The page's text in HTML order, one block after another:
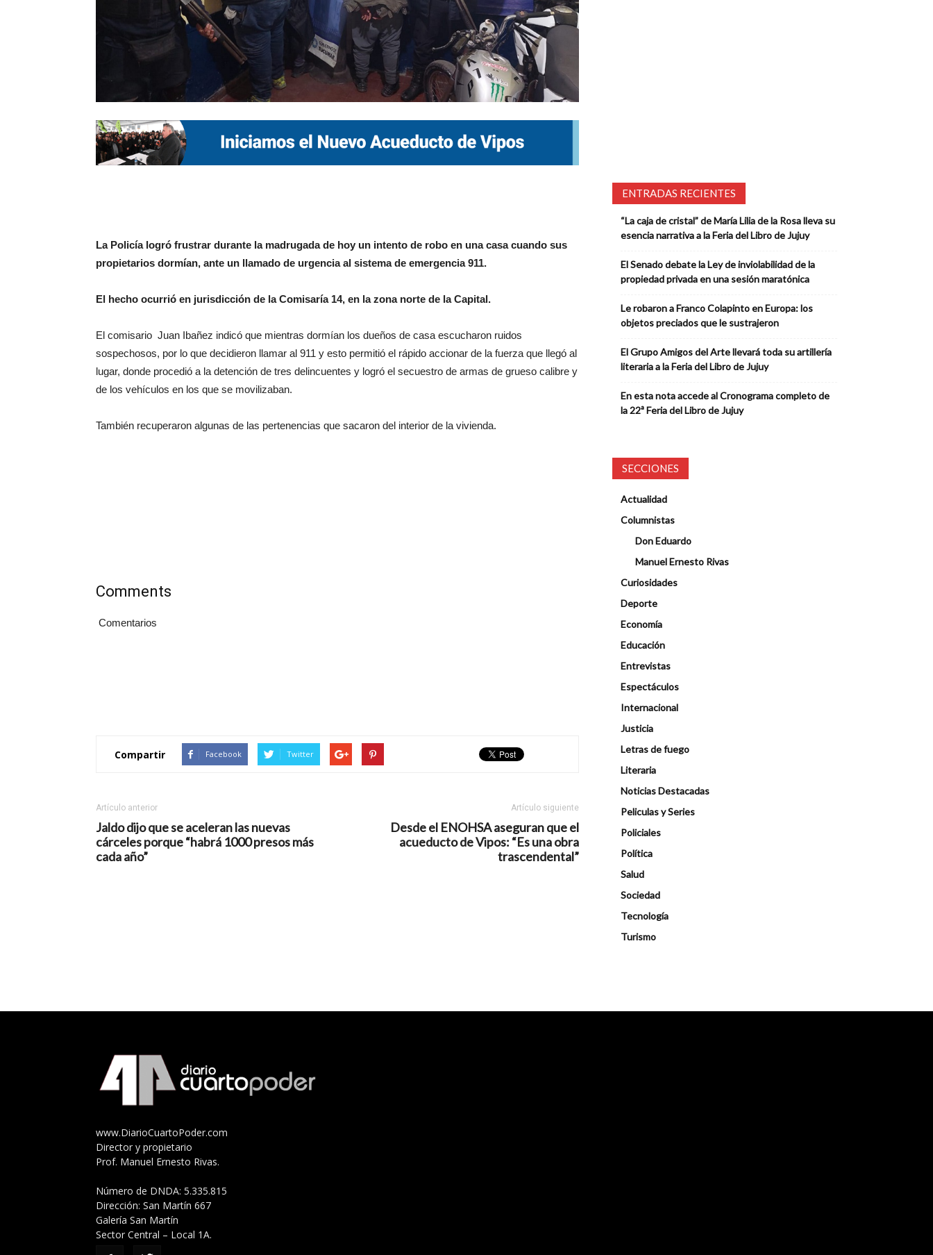
La Policía logró frustrar durante la madrugada de hoy un intento de robo en una casa cuando sus
propietarios dormían, ante un llamado de urgencia al sistema de emergencia 911.
El hecho ocurrió en jurisdicción de la Comisaría 14, en la zona norte de la Capital.
El comisario Juan Ibañez indicó que mientras dormían los dueños de casa escucharon ruidos
sospechosos, por lo que decidieron llamar al 911 y esto permitió el rápido accionar de la fuerza que llegó al
lugar, donde procedió a la detención de tres delincuentes y logró el secuestro de armas de grueso calibre y
de los vehículos en los que se movilizaban.
También recuperaron algunas de las pertenencias que sacaron del interior de la vivienda.
Comments
Comentarios
Compartir Facebook Twitter
Artículo anterior
Jaldo dijo que se aceleran las nuevas
cárceles porque “habrá 1000 presos más
cada año”
Artículo siguiente
Desde el ENOHSA aseguran que el
acueducto de Vipos: “Es una obra
trascendental”
ENTRADAS RECIENTES
“La caja de cristal” de María Lilia de la Rosa lleva su
esencia narrativa a la Feria del Libro de Jujuy
El Senado debate la Ley de inviolabilidad de la
propiedad privada en una sesión maratónica
Le robaron a Franco Colapinto en Europa: los
objetos preciados que le sustrajeron
El Grupo Amigos del Arte llevará toda su artillería
literaria a la Feria del Libro de Jujuy
En esta nota accede al Cronograma completo de
la 22ª Feria del Libro de Jujuy
SECCIONES
Actualidad
Columnistas
Don Eduardo
Manuel Ernesto Rivas
Curiosidades
Deporte
Economía
Educación
Entrevistas
Espectáculos
Internacional
Justicia
Letras de fuego
Literaria
Noticias Destacadas
Peliculas y Series
Policiales
Política
Salud
Sociedad
Tecnología
Turismo
www.DiarioCuartoPoder.com
Director y propietario
Prof. Manuel Ernesto Rivas.
Número de DNDA: 5.335.815
Dirección: San Martín 667
Galería San Martín
Sector Central – Local 1A.